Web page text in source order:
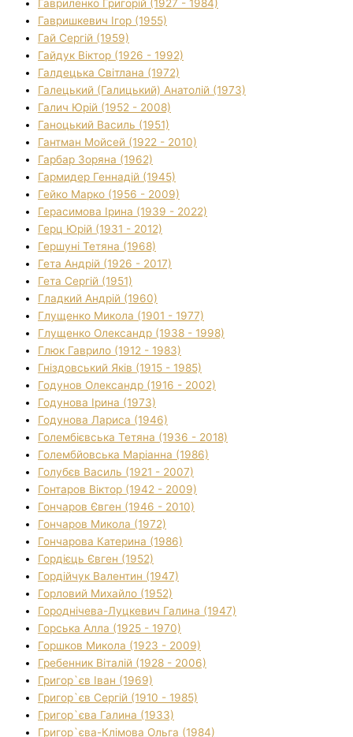
Гавриленко Григорій (1927 - 1984)
Гавришкевич Ігор (1955)
Гай Сергій (1959)
Гайдук Віктор (1926 - 1992)
Галдецька Світлана (1972)
Галецький (Галицький) Анатолій (1973)
Галич Юрій (1952 - 2008)
Ганоцький Василь (1951)
Гантман Мойсей (1922 - 2010)
Гарбар Зоряна (1962)
Гармидер Геннадій (1945)
Гейко Марко (1956 - 2009)
Герасимова Ірина (1939 - 2022)
Герц Юрій (1931 - 2012)
Гершуні Тетяна (1968)
Гета Андрій (1926 - 2017)
Гета Сергій (1951)
Гладкий Андрій (1960)
Глущенко Микола (1901 - 1977)
Глущенко Олександр (1938 - 1998)
Глюк Гаврило (1912 - 1983)
Гніздовський Яків (1915 - 1985)
Годунов Олександр (1916 - 2002)
Годунова Ірина (1973)
Годунова Лариса (1946)
Голембієвська Тетяна (1936 - 2018)
Голембйовська Маріанна (1986)
Голубєв Василь (1921 - 2007)
Гонтаров Віктор (1942 - 2009)
Гончаров Євген (1946 - 2010)
Гончаров Микола (1972)
Гончарова Катерина (1986)
Гордієць Євген (1952)
Гордійчук Валентин (1947)
Горловий Михайло (1952)
Городнічева-Луцкевич Галина (1947)
Горська Алла (1925 - 1970)
Горшков Микола (1923 - 2009)
Гребенник Віталій (1928 - 2006)
Григор`єв Іван (1969)
Григор`єв Сергій (1910 - 1985)
Григор`єва Галина (1933)
Григор`єва-Клімова Ольга (1984)